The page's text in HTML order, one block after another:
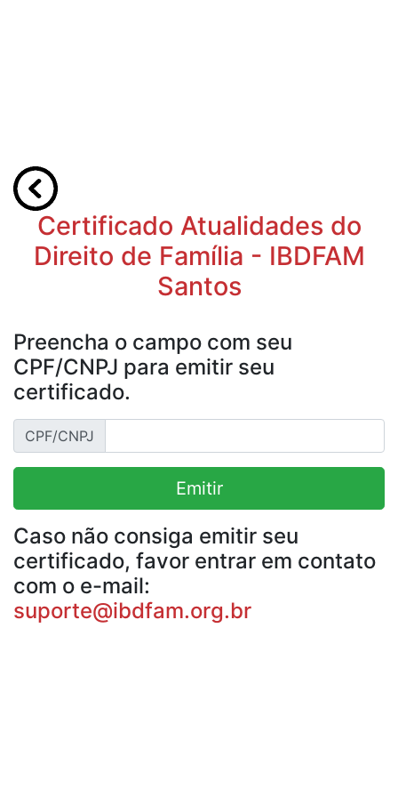
Certificado Atualidades do
Direito de Família - IBDFAM
Santos
Preencha o campo com seu
CPF/CNPJ para emitir seu
certificado.
CPF/CNPJ
Emitir
Caso não consiga emitir seu
certificado, favor entrar em contato
com o e-mail:
suporte@ibdfam.org.br